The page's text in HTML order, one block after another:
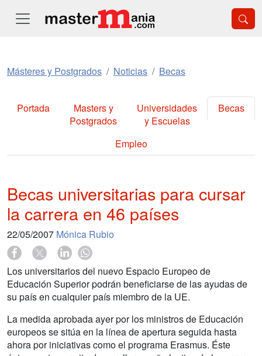
Másteres y Postgrados Noticias Becas
Portada
Masters y
Postgrados
Universidades
y Escuelas
Becas
Empleo
Becas universitarias para cursar
la carrera en 46 países
22/05/2007 Mónica Rubio
Los universitarios del nuevo Espacio Europeo de
Educación Superior podrán beneficiarse de las ayudas de
su país en cualquier país miembro de la UE.
La medida aprobada ayer por los ministros de Educación
europeos se sitúa en la línea de apertura seguida hasta
ahora por iniciativas como el programa Erasmus. Éste